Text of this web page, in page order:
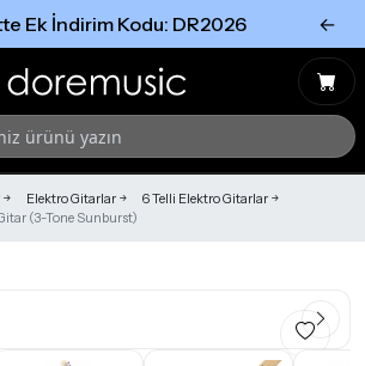
Ek İndirim Kodu: DR2026 ←
Elektro Gitarlar
6 Telli Elektro Gitarlar
(3-Tone Sunburst)
Tümünü Gör
Tümünü gör